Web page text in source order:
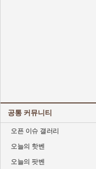
공통 커뮤니티
오픈 이슈 갤러리
오늘의 핫벤
오늘의 팟벤